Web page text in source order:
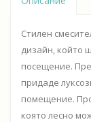
Стилен
дизайн, който
посещение.
придаде
помещение.
която лесно